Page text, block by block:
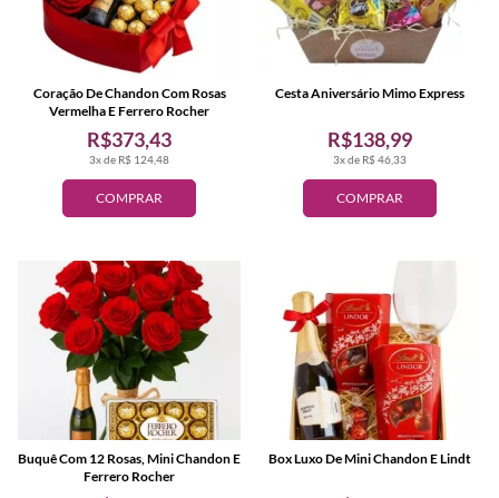
COMPRAR
3x de R$ 124,48
R$373,43
Coração De Chandon Com Rosas
Vermelha E Ferrero Rocher
COMPRAR
3x de R$ 46,33
R$138,99
Cesta Aniversário Mimo Express
Buquê Com 12 Rosas, Mini Chandon E
Ferrero Rocher
Box Luxo De Mini Chandon E Lindt